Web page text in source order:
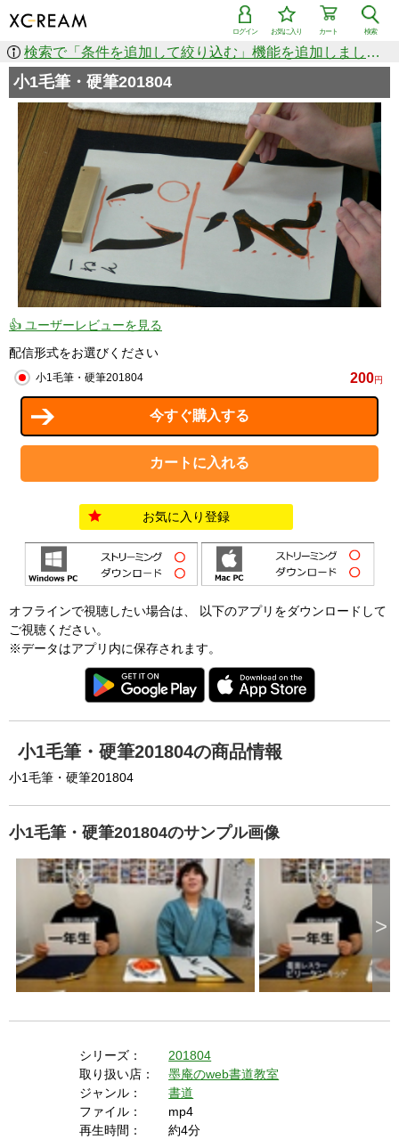
検索
カート
お気に入り
ログイン
検索で「条件を追加して絞り込む」機能を追加しました！
小1毛筆・硬筆201804
👍 ユーザーレビューを見る
配信形式をお選びください
小1毛筆・硬筆201804 200円
お気に入り登録
オフラインで視聴したい場合は、 以下のアプリをダウンロードして
ご視聴ください。
※データはアプリ内に保存されます。
小1毛筆・硬筆201804の商品情報
小1毛筆・硬筆201804
小1毛筆・硬筆201804のサンプル画像
>
シリーズ：
201804
取り扱い店：
墨庵のweb書道教室
ジャンル：
書道
ファイル：
mp4
再生時間：
約4分